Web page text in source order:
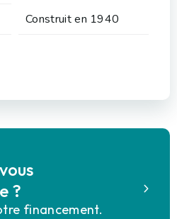
Construit en 1940
?
financement.